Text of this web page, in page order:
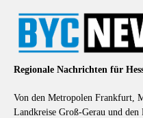
Regionale Nachrichten für
Von den Metropolen Frankfurt,
Landkreise Groß-Gerau und